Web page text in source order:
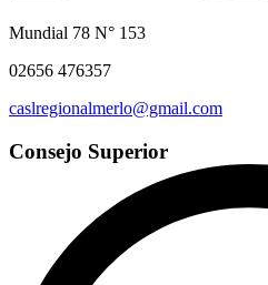
Mundial 78 N° 153
02656 476357
caslregionalmerlo@gmail.com
Consejo Superior